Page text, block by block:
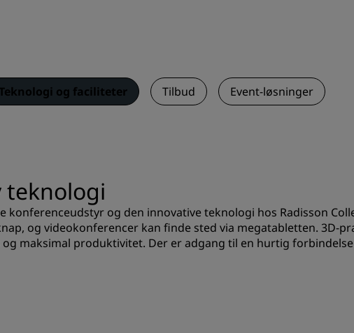
Teknologi og faciliteter Tilbud Event-løsninger
teknologi
konferenceudstyr og den innovative teknologi hos Radisson
og videokonferencer kan finde sted via megatabletten.
maksimal produktivitet. Der er adgang til en hurtig